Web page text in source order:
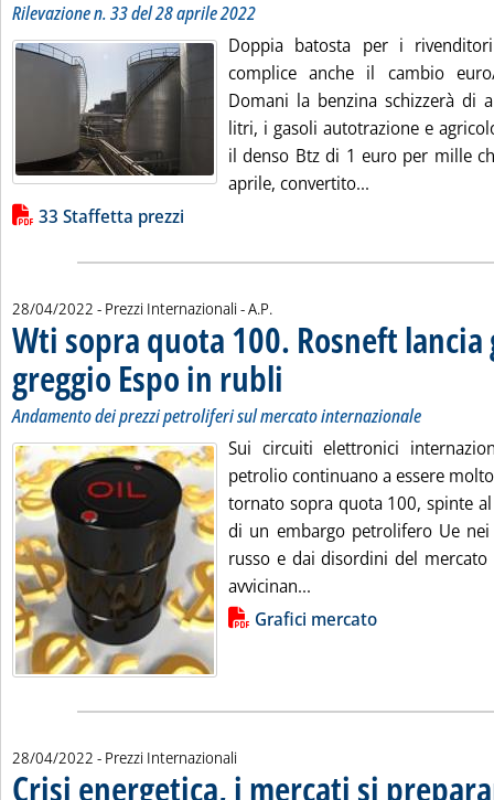
Rilevazione n. 33 del 28 aprile 2022
Doppia batosta per i
complice anche il cambio
Domani la benzina schizzerà di
litri, i gasoli autotrazione e
il denso Btz di 1 euro per mille
aprile, convertito...
Lista allegati PDF alla notizia
33 Staffetta prezzi
28/04/2022 - Prezzi Internazionali -di:
A.P.
Wti sopra quota 100. Rosneft lancia
greggio Espo in rubli . Sottotitolo: Andamento dei prezzi
. Pubblicata giovedì 28 aprile 2022 alle
Andamento dei prezzi petroliferi sul mercato internazionale
Sui circuiti elettronici
petrolio continuano a essere
tornato sopra quota 100, spinte
di un embargo petrolifero Ue
russo e dai disordini del
avvicinan...
Lista allegati PDF alla notiziaGrafici mercato
28/04/2022 - Prezzi Internazionali
Crisi energetica, i mercati si